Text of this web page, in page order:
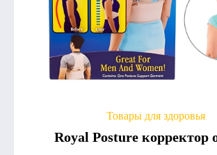
Товары для здоровья
Royal Posture корректор